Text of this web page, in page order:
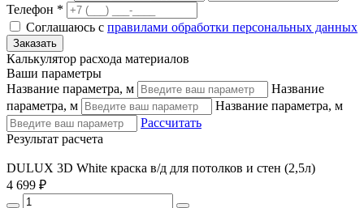
Телефон *
Соглашаюсь с правилами обработки персональных данных
Калькулятор расхода материалов
Ваши параметры
Название параметра, м
Название
параметра, м
Название параметра, м
Рассчитать
Результат расчета
DULUX 3D White краска в/д для потолков и стен (2,5л)
4 699 ₽